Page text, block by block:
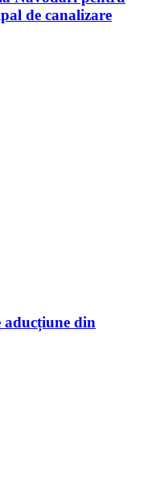
de canalizare
din